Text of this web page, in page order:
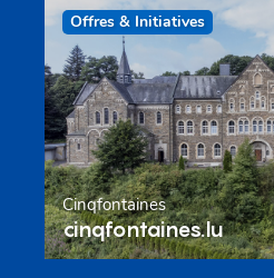
Offres & Initiatives
Cinqfontaines
cinqfontaines.lu